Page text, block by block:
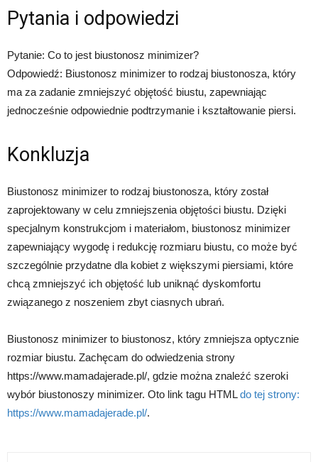
Pytania i odpowiedzi
Pytanie: Co to jest biustonosz minimizer?
Odpowiedź: Biustonosz minimizer to rodzaj biustonosza, który
ma za zadanie zmniejszyć objętość biustu, zapewniając
jednocześnie odpowiednie podtrzymanie i kształtowanie piersi.
Konkluzja
Biustonosz minimizer to rodzaj biustonosza, który został
zaprojektowany w celu zmniejszenia objętości biustu. Dzięki
specjalnym konstrukcjom i materiałom, biustonosz minimizer
zapewniający wygodę i redukcję rozmiaru biustu, co może być
szczególnie przydatne dla kobiet z większymi piersiami, które
chcą zmniejszyć ich objętość lub uniknąć dyskomfortu
związanego z noszeniem zbyt ciasnych ubrań.
Biustonosz minimizer to biustonosz, który zmniejsza optycznie
rozmiar biustu. Zachęcam do odwiedzenia strony
https://www.mamadajerade.pl/, gdzie można znaleźć szeroki
wybór biustonoszy minimizer. Oto link tagu HTMLdo tej strony:
https://www.mamadajerade.pl/.